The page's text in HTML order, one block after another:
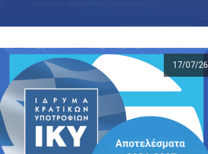
17/07/26